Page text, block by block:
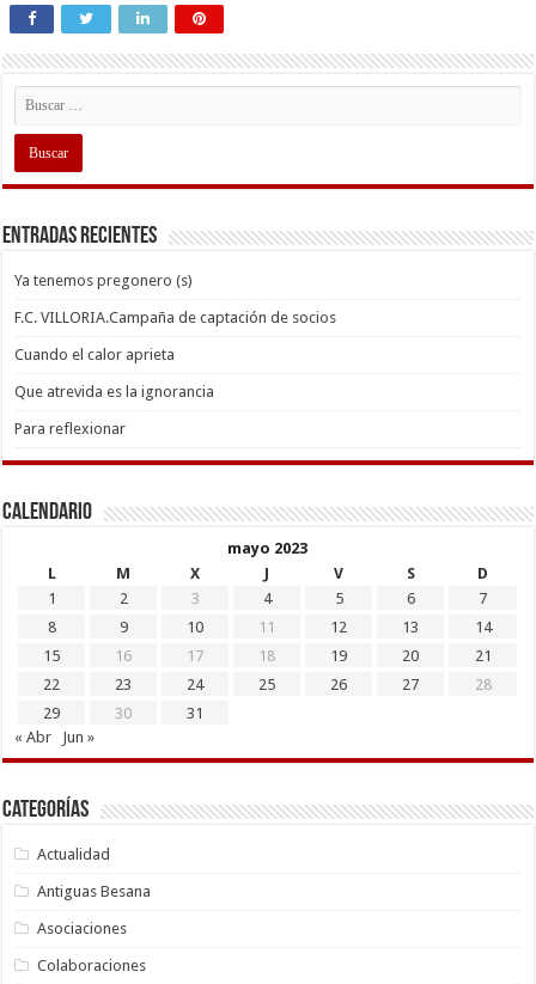
Entradas recientes
Ya tenemos pregonero (s)
F.C. VILLORIA.Campaña de captación de socios
Cuando el calor aprieta
Que atrevida es la ignorancia
Para reflexionar
Calendario
mayo 2023
L
M X J V S
D
1
2 3 4 5 6
7
8
9 10 11 12 13
14
15
16 17 18 19 20
21
22
23 24 25 26 27
28
29
30
31
« Abr
Jun »
Categorías
Actualidad
Antiguas Besana
Asociaciones
Colaboraciones